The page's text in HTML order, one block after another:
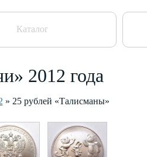
Каталог
2012 года
» 25 рублей «Талисманы»